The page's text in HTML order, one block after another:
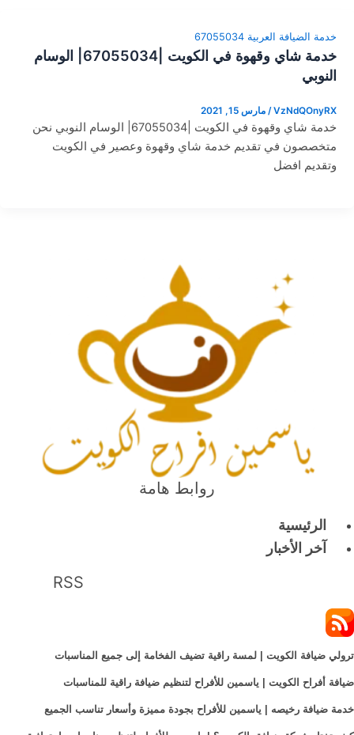
خدمة الضيافة العربية 67055034
خدمة شاي وقهوة في الكويت |67055034| الوسام
النوبي
VzNdQOnyRX
/ مارس 15, 2021
خدمة شاي وقهوة في الكويت |67055034| الوسام النوبي نحن
متخصصون في تقديم خدمة شاي وقهوة وعصير في الكويت
وتقديم افضل
روابط هامة
الرئيسية
آخر الأخبار
RSS
ترولي ضيافة الكويت | لمسة راقية تضيف الفخامة إلى جميع المناسبات
ضيافة أفراح الكويت | ياسمين للأفراح لتنظيم ضيافة راقية للمناسبات
خدمة ضيافة رخيصه | ياسمين للأفراح بجودة مميزة وأسعار تناسب الجميع